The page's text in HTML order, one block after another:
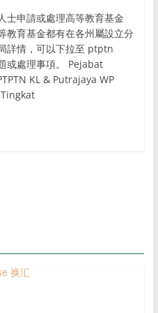
士申請或處理高等教育基金
教育基金都有在各州屬設立分
詳情，可以下拉至 ptptn
或處理事項。 Pejabat
KL & Putrajaya WP